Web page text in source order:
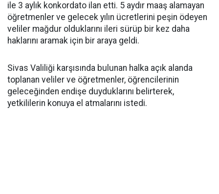
ile 3 aylık konkordato ilan etti. 5 aydır maaş alamayan
öğretmenler ve gelecek yılın ücretlerini peşin ödeyen
veliler mağdur olduklarını ileri sürüp bir kez daha
haklarını aramak için bir araya geldi.
Sivas Valiliği karşısında bulunan halka açık alanda
toplanan veliler ve öğretmenler, öğrencilerinin
geleceğinden endişe duyduklarını belirterek,
yetkililerin konuya el atmalarını istedi.